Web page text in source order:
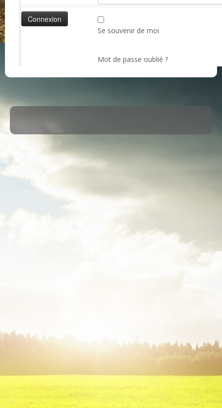
Se souvenir de moi
Mot de passe oublié ?